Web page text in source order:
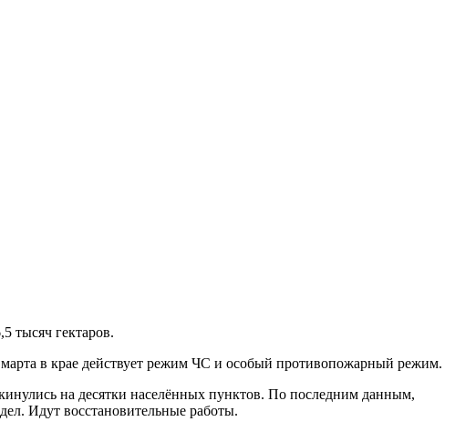
тысяч гектаров.
в крае действует режим ЧС и особый противопожарный режим.
на десятки населённых пунктов. По последним данным,
Идут восстановительные работы.